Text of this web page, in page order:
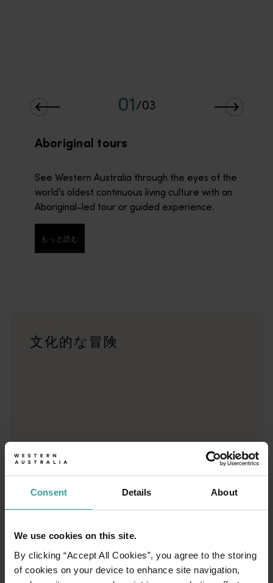
Consent Details About
We use cookies on this site.
By clicking “Accept All Cookies”, you agree to the storing
of cookies on your device to enhance site navigation,
01/03
Aboriginal tours
See Western Australia through the eyes of the
world’s oldest continuous living culture with an
Aboriginal-led tour or guided experience.
もっと読む
もっと読む
勇敢な旅行者とアウトバックの夢想家:キンバリー
ウエスト・キンバリー・クロッシング
3億5,000万年かけて作られた雄大な洞窟、峡谷、キングタイ
パースを出発し、砂漠の素晴らしい月面のような景色、古代
文化的な冒険